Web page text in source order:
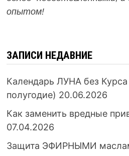
опытом!
ЗАПИСИ НЕДАВНИЕ
Календарь ЛУНА без
полугодие) 20.06.2026
Как заменить вредные
07.04.2026
Защита ЭФИРНЫМИ